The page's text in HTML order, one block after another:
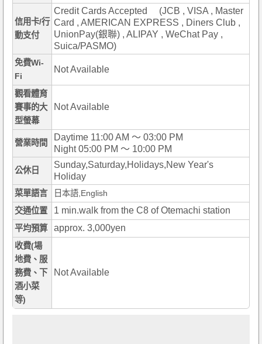
信用卡/行
動支付
Credit Cards Accepted (JCB , VISA , Master
Card , AMERICAN EXPRESS , Diners Club ,
UnionPay(銀聯) , ALIPAY , WeChat Pay ,
Suica/PASMO)
免費Wi-
Fi
Not Available
觀看體育
賽事的大
型螢幕
Not Available
營業時間
Daytime 11:00 AM ～ 03:00 PM
Night 05:00 PM ～ 10:00 PM
公休日
Sunday,Saturday,Holidays,New Year's
Holiday
菜單語言
日本語,English
交通位置
1 min.walk from the C8 of Otemachi station
平均預算 approx. 3,000yen
收費(場
地費、服
務費、下
酒小菜
等)
Not Available